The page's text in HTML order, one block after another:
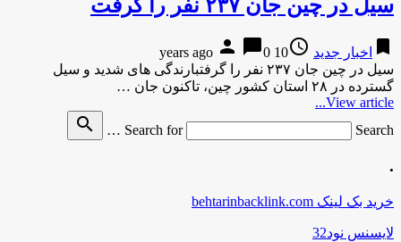
سیل در چین جان ۲۳۷ نفر را گرفت
bookmark اخبار جدید access_time
10 years ago
person chat_bubble0
سیل در چین جان ۲۳۷ نفر را گرفتبارندگی های شدید و سیل
گسترده در ۲۸ استان کشور چین، تاکنون جان …
View article...
Search for
Search …
search
.
خرید بک لینک behtarinbacklink.com
لایسنس نود32